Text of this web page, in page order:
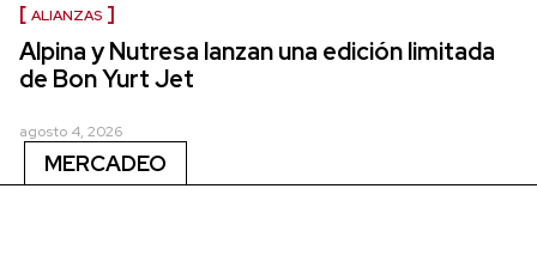
ALIANZAS
Alpina y Nutresa lanzan una edición limitada
de Bon Yurt Jet
agosto 4, 2026
MERCADEO